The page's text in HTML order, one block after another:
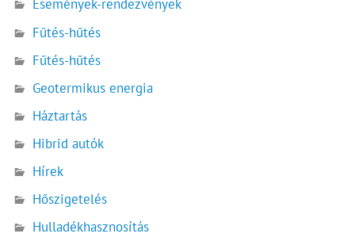
Események-rendezvények
Fűtés-hűtés
Fűtés-hűtés
Geotermikus energia
Háztartás
Hibrid autók
Hírek
Hőszigetelés
Hulladékhasznosítás